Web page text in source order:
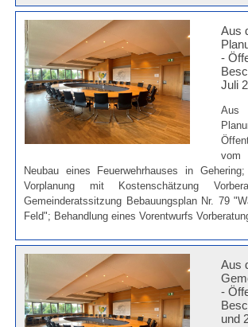
Aus
-
Juli
Aus
Neubau eines Feuerwehrhauses in
Vorplanung mit Kostenschätzung
Gemeinderatssitzung Bebauungsplan Nr. 79
Feld"; Behandlung eines Vorentwurfs
Aus
-
und